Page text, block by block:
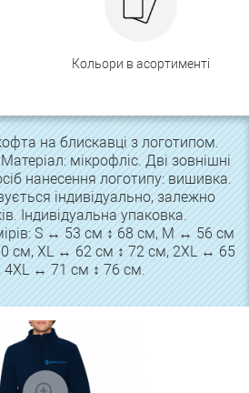
Кольори в асортименті
на блискавці з логотипом.
мікрофліс. Дві зовнішні
нанесення логотипу: вишивка.
індивідуально, залежно
Індивідуальна упаковка.
S ↔ 53 см ↕ 68 см, M ↔ 56 см
см, XL ↔ 62 см ↕ 72 см, 2XL ↔ 65
4XL ↔ 71 см ↕ 76 см.